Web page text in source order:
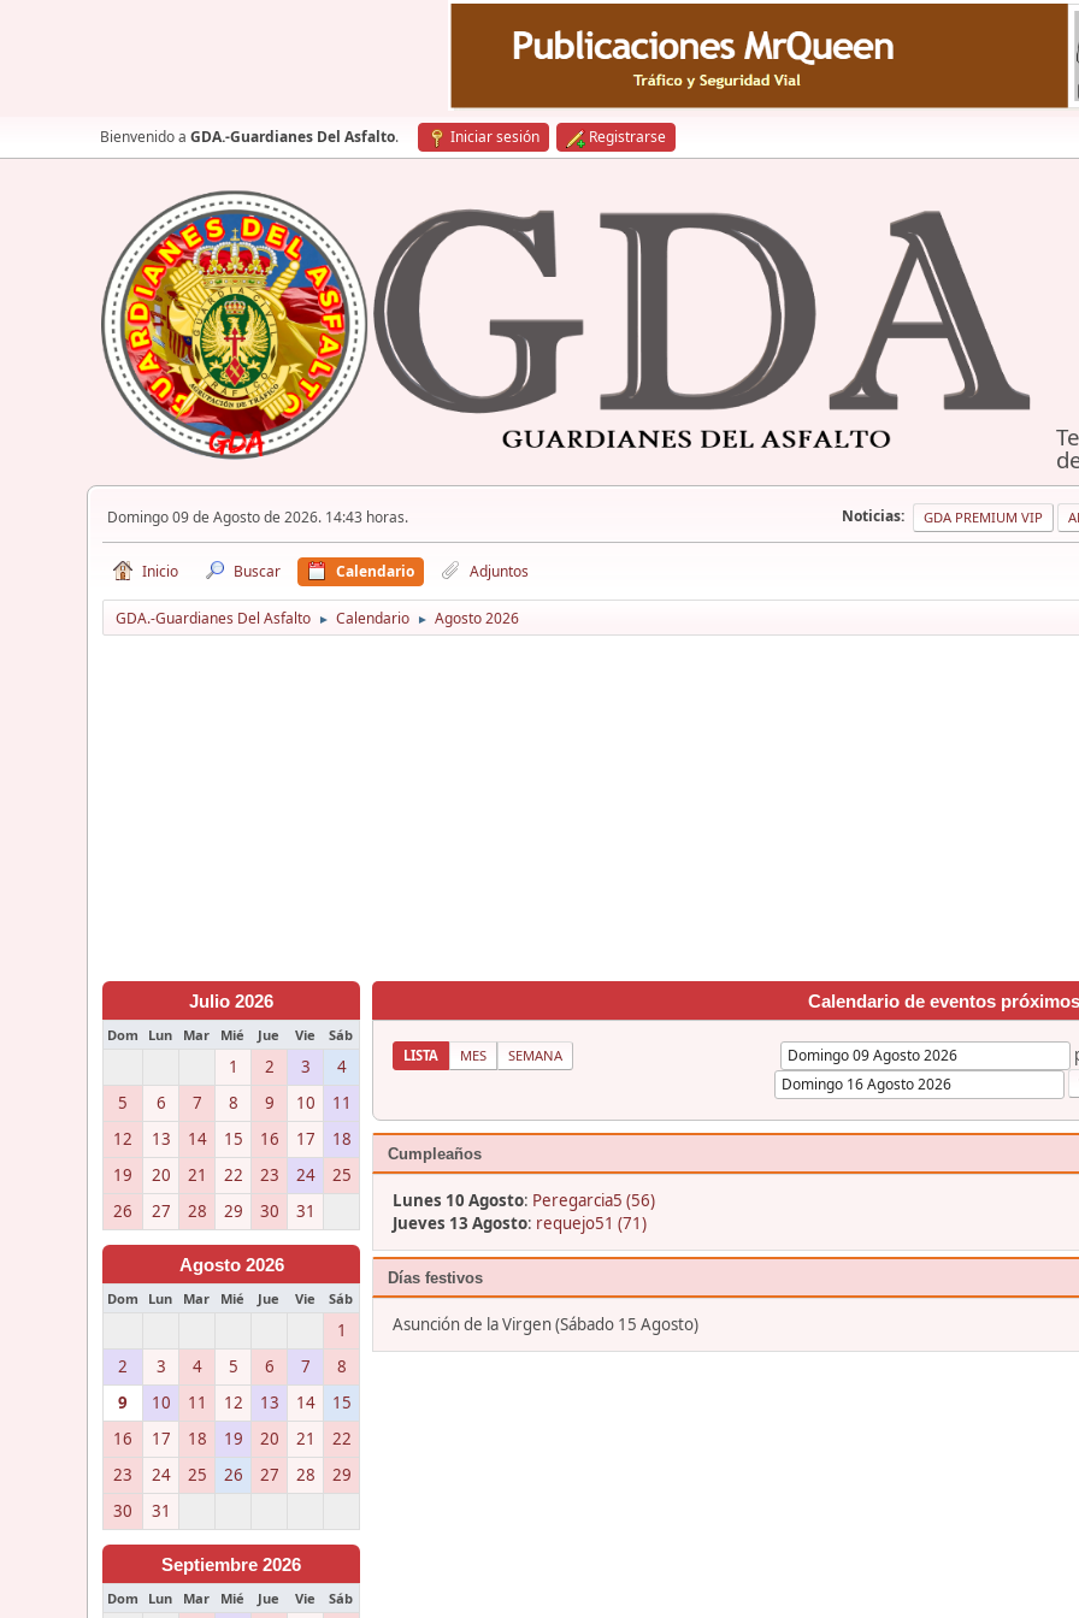
Bienvenido a GDA.-Guardianes Del Asfalto. Iniciar sesión Registrarse
Domingo 09 de Agosto de 2026. 14:43 horas. Noticias: GDA PREMIUM VIP
Inicio Buscar Calendario Adjuntos
GDA.-Guardianes Del Asfalto ► Calendario ► Agosto 2026
Julio 2026
Dom Lun Mar Mié Jue Vie Sáb
1 2 3
4
5
6 7 8 9 10
11
12
13 14 15 16 17
18
19
20 21 22 23 24
25
26
27 28 29 30 31
Agosto 2026
Dom Lun Mar Mié Jue Vie Sáb
1
2
3 4 5 6 7
8
9
10 11 12 13 14
15
16
17 18 19 20 21
22
23
24 25 26 27 28
29
30
31
Septiembre 2026
Dom Lun Mar Mié Jue Vie Sáb
Calendario de eventos próximos
LISTA MES SEMANA
Cumpleaños
Lunes 10 Agosto: Peregarcia5 (56)
Jueves 13 Agosto: requejo51 (71)
Días festivos
Asunción de la Virgen (Sábado 15 Agosto)